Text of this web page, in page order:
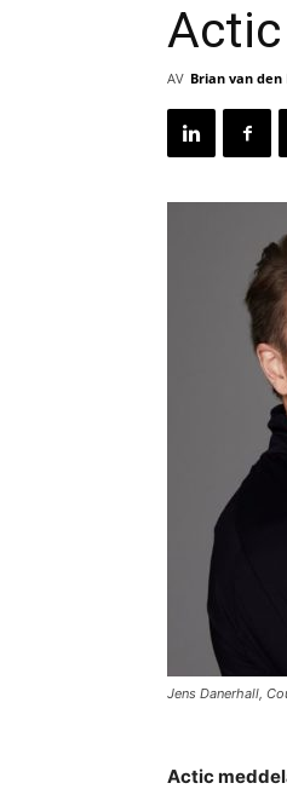
Actic
AV Brian van den
Jens Danerhall,
Actic